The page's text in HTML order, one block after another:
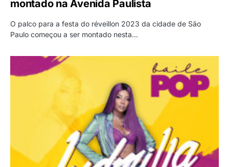
montado na Avenida Paulista
O palco para a festa do réveillon 2023 da cidade de São
Paulo começou a ser montado nesta…